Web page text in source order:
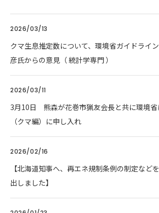
2026/03/13
クマ生息推定数について、環境省ガイドライ
彦氏からの意見（ 統計学専門 ）
2026/03/11
3月10日 熊森が花巻市猟友会長と共に環境
（クマ編）に申し入れ
2026/02/16
【北海道知事へ、再エネ規制条例の制定など
出しました】